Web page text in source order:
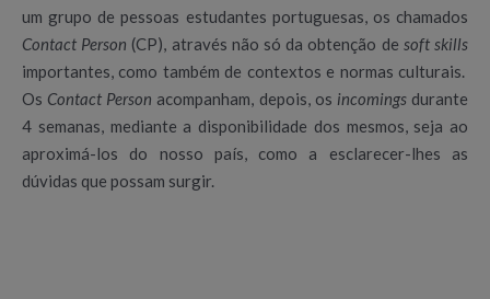
um grupo de pessoas estudantes portuguesas, os chamados
Contact Person (CP), através não só da obtenção de soft skills
importantes, como também de contextos e normas culturais.
Os Contact Person acompanham, depois, os incomingsdurante
4 semanas, mediante a disponibilidade dos mesmos, seja ao
aproximá-los do nosso país, como a esclarecer-lhes as
dúvidas que possam surgir.